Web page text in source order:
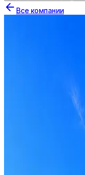
Все компании